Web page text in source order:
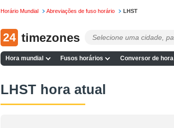
Horário Mundial Abreviações de fuso horário LHST
24 timezones
Hora mundial Fusos horários Conversor de hora
LHST hora atual